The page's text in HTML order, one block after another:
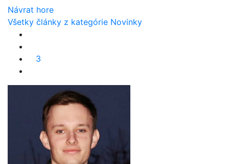
Návrat hore
Všetky články z kategórie Novinky
3